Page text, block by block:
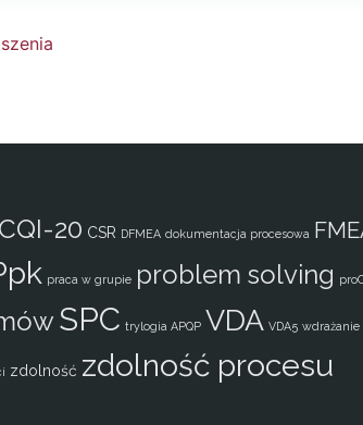
CQI-20 CSR DFMEA dokumentacja procesowa
praca w grupie problem solving
SPC trylogia APQP VDA VDA5 wdrażanie
zdolność zdolność procesu